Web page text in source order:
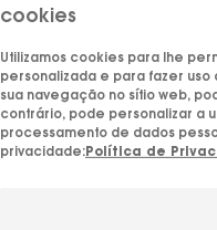
cookies
Utilizamos cookies para lhe
personalizada e para fazer
sua navegação no sítio web,
contrário, pode personalizar a
processamento de dados
privacidade:Política de